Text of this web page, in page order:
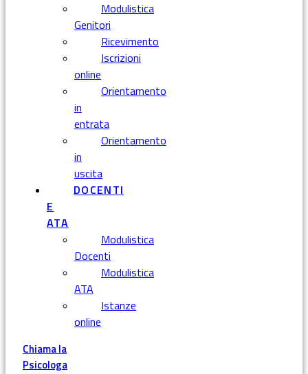
Modulistica
Genitori
Ricevimento
Iscrizioni
online
Orientamento
in
entrata
Orientamento
in
uscita
DOCENTI
E
ATA
Modulistica
Docenti
Modulistica
ATA
Istanze
online
Chiama la
Psicologa